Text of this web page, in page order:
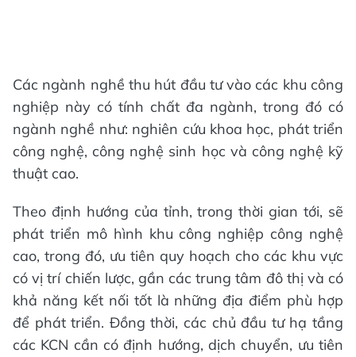
Các ngành nghề thu hút đầu tư vào các khu công
nghiệp này có tính chất đa ngành, trong đó có
ngành nghề như: nghiên cứu khoa học, phát triển
công nghệ, công nghệ sinh học và công nghệ kỹ
thuật cao.
Theo định hướng của tỉnh, trong thời gian tới, sẽ
phát triển mô hình khu công nghiệp công nghệ
cao, trong đó, ưu tiên quy hoạch cho các khu vực
có vị trí chiến lược, gần các trung tâm đô thị và có
khả năng kết nối tốt là những địa điểm phù hợp
để phát triển. Đồng thời, các chủ đầu tư hạ tầng
các KCN cần có định hướng, dịch chuyển, ưu tiên